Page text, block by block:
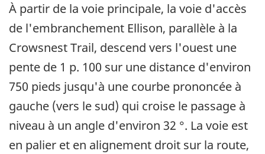
À partir de la voie principale, la voie d'accès
de l'embranchement Ellison, parallèle à la
Crowsnest Trail, descend vers l'ouest une
pente de 1 p. 100 sur une distance d'environ
750 pieds jusqu'à une courbe prononcée à
gauche (vers le sud) qui croise le passage à
niveau à un angle d'environ 32 °. La voie est
en palier et en alignement droit sur la route,